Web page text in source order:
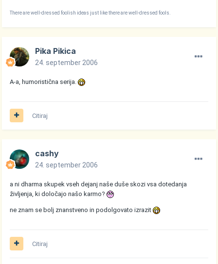
There are well-dressed foolish ideas just like there are well-dressed fools.
Pika Pikica
24. september 2006
A-a, humoristična serija.
Citiraj
cashy
24. september 2006
a ni dharma skupek vseh dejanj naše duše skozi vsa dotedanja
življenja, ki določajo našo karmo?
ne znam se bolj znanstveno in podolgovato izrazit
Citiraj